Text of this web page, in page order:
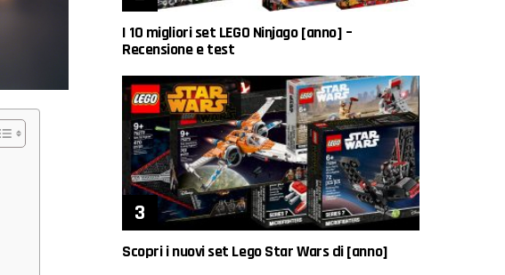
I 10 migliori set LEGO Ninjago [anno] –
Recensione e test
Scopri i nuovi set Lego Star Wars di [anno]